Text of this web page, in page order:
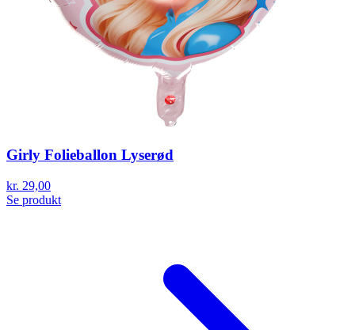
Girly Folieballon Lyserød
kr. 29,00
Se produkt